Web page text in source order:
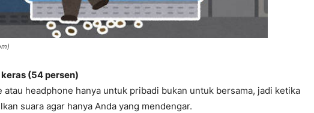
(54 persen)
atau headphone hanya untuk pribadi bukan untuk bersama, jadi ketika
suara agar hanya Anda yang mendengar.